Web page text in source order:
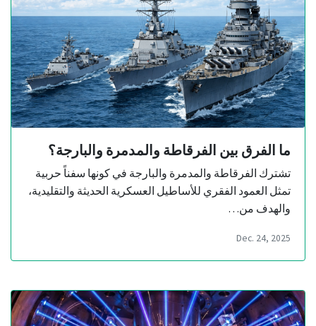
ما الفرق بين الفرقاطة والمدمرة والبارجة؟
تشترك الفرقاطة والمدمرة والبارجة في كونها سفناً حربية
تمثل العمود الفقري للأساطيل العسكرية الحديثة والتقليدية،
والهدف من…
Dec. 24, 2025